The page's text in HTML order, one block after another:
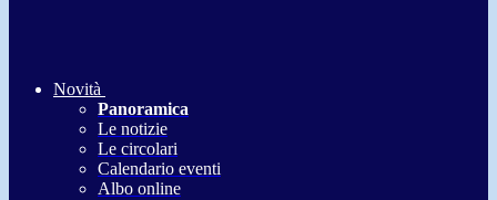
Novità
Panoramica
Le notizie
Le circolari
Calendario eventi
Albo online